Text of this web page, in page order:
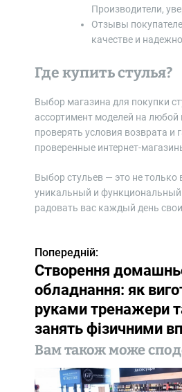
Производители,
Отзывы
качестве и
Где купить стулья?
Выбор магазина для покупки
ассортимент моделей на
проверять условия возврата и
проверенные интернет-
Выбор стульев — это не только
уникальный и функциональный
радовать вас каждый день
Н
а
в
і
г
а
Попередній:
Створення
обладнання: як
руками тренажери
занять фізичними
Вам також може